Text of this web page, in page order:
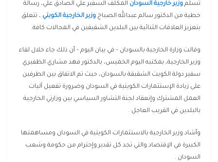
تسلم وزير خارجية السودان المكلف السفير علي الصادق علي، رسالة
خطية من الدكتور سالم عبدالله الصباح وزير الخارجية الكويتي ، تتعلق
بتعزيز العلاقات الثنائية بين البلدين الشقيقين في المجالات كافة.
وقالت وزارة الخارجية بالسودان – في بيان اليوم – أن ذلك جاء خلال لقاء
وزير الخارجية، بمكتبه اليوم الخميس، بالدكتور فهد مشاري الظفيري
سفير دولة الكويت الشقيقة بالسودان، حيث تم الاتفاق بين الطرفين
على زيادة الإستثمارات الكويتية في السودان وضرورة تفعيل آليات
العمل المشترك وإنعقاد لجنة التشاور السياسي بين وزارتي الخارجية
بالبلدين في القريب العاجل .
وأشاد وزير الخارجية بالاستثمارات الكويتية في السودان ومساهمتها
الكبيرة في الإقتصاد والتي تجد كل تقدير وإحترام من حكومة وشعب
السودان .